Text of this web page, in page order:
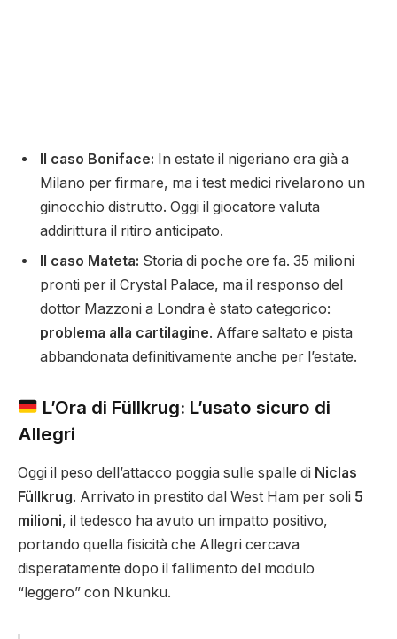
Il caso Boniface: In estate il nigeriano era già a
Milano per firmare, ma i test medici rivelarono un
ginocchio distrutto. Oggi il giocatore valuta
addirittura il ritiro anticipato.
Il caso Mateta: Storia di poche ore fa. 35 milioni
pronti per il Crystal Palace, ma il responso del
dottor Mazzoni a Londra è stato categorico:
problema alla cartilagine. Affare saltato e pista
abbandonata definitivamente anche per l’estate.
L’Ora di Füllkrug: L’usato sicuro di
Allegri
Oggi il peso dell’attacco poggia sulle spalle di Niclas
Füllkrug. Arrivato in prestito dal West Ham per soli 5
milioni, il tedesco ha avuto un impatto positivo,
portando quella fisicità che Allegri cercava
disperatamente dopo il fallimento del modulo
“leggero” con Nkunku.